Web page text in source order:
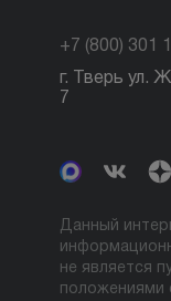
+7 (800) 301
г. Тверь ул.
7
Данный
не является
положениями